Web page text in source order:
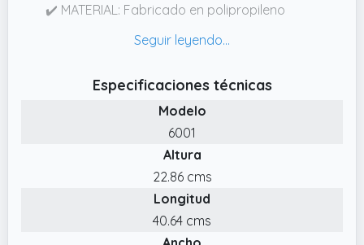
✔️ MATERIAL: Fabricado en polipropileno
duraderas y resistentes, estas carpetas de
repetidamente durante mucho tiempo.
✔️ SERVICIO: Si tiene alguna pregunta o
problema, comuníquese con nosotros al
principio. Ofreceremos un reembolso
completo o un reemplazo gratuito dentro de
✔️ GRAN CAPACIDAD: Estos archivos de
suspensión de archivo colgantes pueden
Especificaciones técnicas
Modelo
6001
Altura
22.86 cms
Longitud
40.64 cms